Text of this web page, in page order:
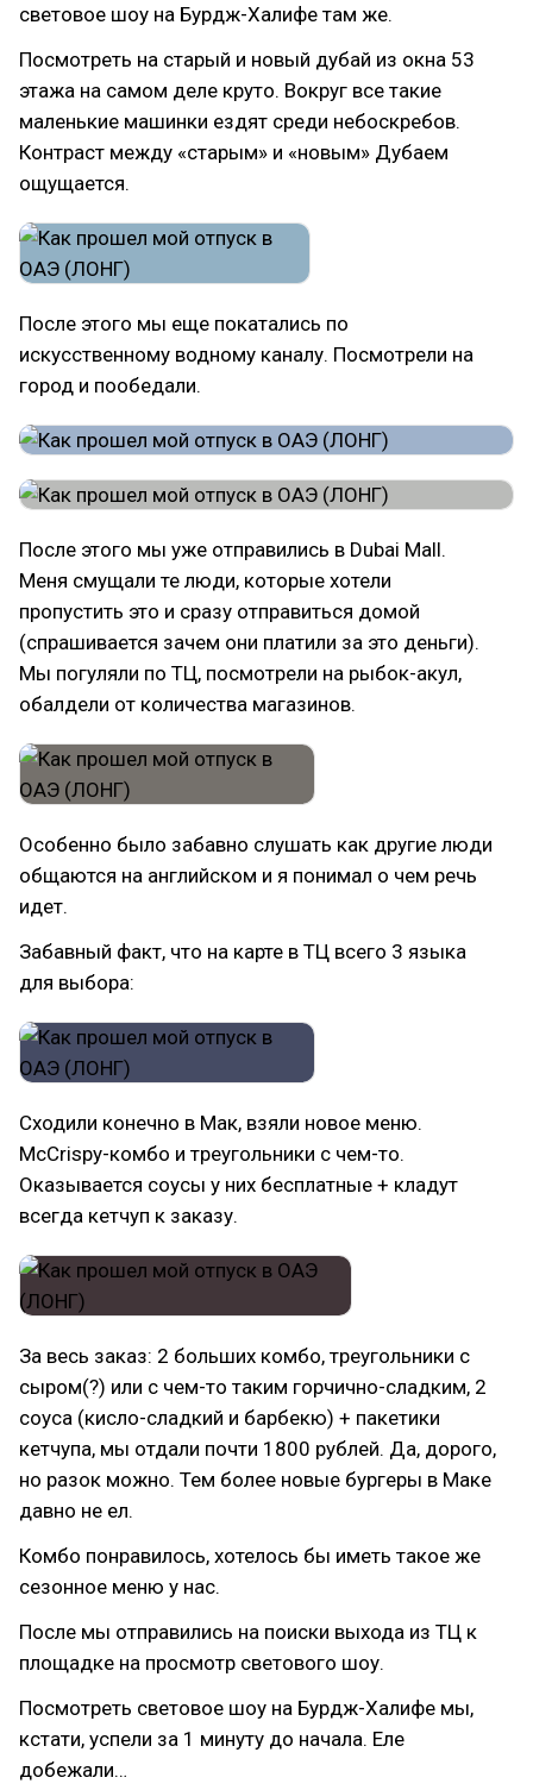
световое шоу на Бурдж-Халифе там же.
Посмотреть на старый и новый дубай из окна 53
этажа на самом деле круто. Вокруг все такие
маленькие машинки ездят среди небоскребов.
Контраст между «старым» и «новым» Дубаем
ощущается.
После этого мы еще покатались по
искусственному водному каналу. Посмотрели на
город и пообедали.
После этого мы уже отправились в Dubai Mall.
Меня смущали те люди, которые хотели
пропустить это и сразу отправиться домой
(спрашивается зачем они платили за это деньги).
Мы погуляли по ТЦ, посмотрели на рыбок-акул,
обалдели от количества магазинов.
Особенно было забавно слушать как другие люди
общаются на английском и я понимал о чем речь
идет.
Забавный факт, что на карте в ТЦ всего 3 языка
для выбора:
Сходили конечно в Мак, взяли новое меню.
McCrispy-комбо и треугольники с чем-то.
Оказывается соусы у них бесплатные + кладут
всегда кетчуп к заказу.
За весь заказ: 2 больших комбо, треугольники с
сыром(?) или с чем-то таким горчично-сладким, 2
соуса (кисло-сладкий и барбекю) + пакетики
кетчупа, мы отдали почти 1800 рублей. Да, дорого,
но разок можно. Тем более новые бургеры в Маке
давно не ел.
Комбо понравилось, хотелось бы иметь такое же
сезонное меню у нас.
После мы отправились на поиски выхода из ТЦ к
площадке на просмотр светового шоу.
Посмотреть световое шоу на Бурдж-Халифе мы,
кстати, успели за 1 минуту до начала. Еле
добежали…